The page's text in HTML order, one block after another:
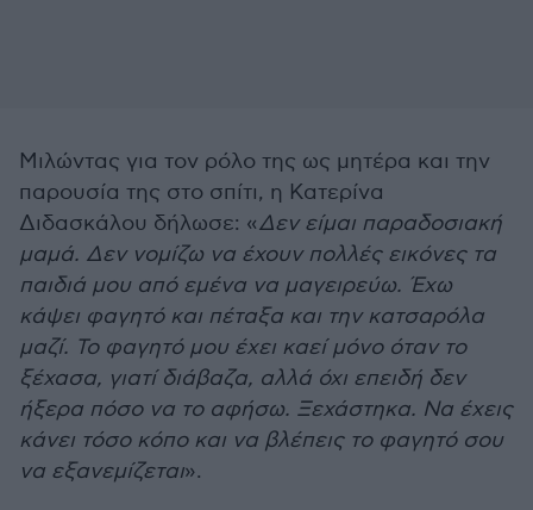
Μιλώντας για τον ρόλο της ως μητέρα και την
παρουσία της στο σπίτι, η Κατερίνα
Διδασκάλου δήλωσε: «Δεν είμαι παραδοσιακή
μαμά. Δεν νομίζω να έχουν πολλές εικόνες τα
παιδιά μου από εμένα να μαγειρεύω. Έχω
κάψει φαγητό και πέταξα και την κατσαρόλα
μαζί. Το φαγητό μου έχει καεί μόνο όταν το
ξέχασα, γιατί διάβαζα, αλλά όχι επειδή δεν
ήξερα πόσο να το αφήσω. Ξεχάστηκα. Να έχεις
κάνει τόσο κόπο και να βλέπεις το φαγητό σου
να εξανεμίζεται».